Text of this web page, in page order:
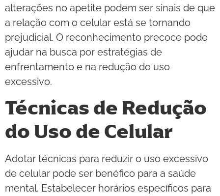
alterações no apetite podem ser sinais de que
a relação com o celular está se tornando
prejudicial. O reconhecimento precoce pode
ajudar na busca por estratégias de
enfrentamento e na redução do uso
excessivo.
Técnicas de Redução
do Uso de Celular
Adotar técnicas para reduzir o uso excessivo
de celular pode ser benéfico para a saúde
mental. Estabelecer horários específicos para